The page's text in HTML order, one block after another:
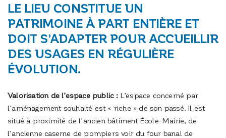
LE LIEU CONSTITUE UN
PATRIMOINE À PART ENTIÈRE ET
DOIT S’ADAPTER POUR ACCUEILLIR
DES USAGES EN RÉGULIÈRE
ÉVOLUTION.
Valorisation de l’espace public : L’espace concerné par
l’aménagement souhaité est « riche » de son passé. Il est
situé à proximité de l’ancien bâtiment École-Mairie, de
l’ancienne caserne de pompiers voir du four banal de